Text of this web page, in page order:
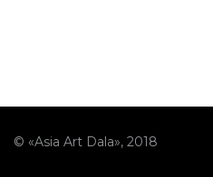
© «Asia Art Dala», 2018